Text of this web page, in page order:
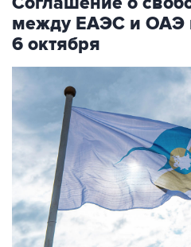
между ЕАЭС и ОАЭ
6 октября